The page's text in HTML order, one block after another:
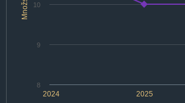
2024 2025
9
10
8